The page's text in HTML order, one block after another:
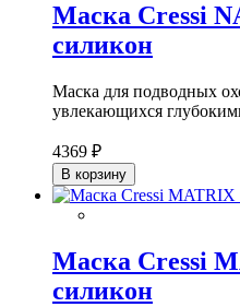
Маска Cressi
силикон
Маска для подводных
увлекающихся
4369 ₽
В корзину
Маска Cressi
силикон